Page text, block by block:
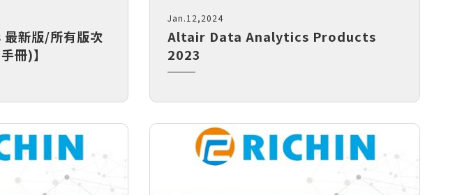
分析藥片壓製缺陷問題｜Altair EDEM
分析
SimSolid
廢氣洗滌塔水滴分析｜AcuSolve x
EDEM
建物CFD風場分析｜AcuSolve
捷運月台門強度分析｜HyperWorks
ECE R66-01 大客車翻覆分析
腳踏車EN14766
座墊與座桿靜力及疲勞分析
輪圈CNS7135
負載識別分析-True-Load
備隨機振動模擬
Feko
成功案例｜Altair Unlimited 整合平
台協助 Mirus 飛機座椅公司提升模擬與
建模效率
從 AI 到軌道丨塑造航太未來的 5 大熱
新版/所有版次
冊)】
Jan.12,2024
Altair Data Analytics Products
2023